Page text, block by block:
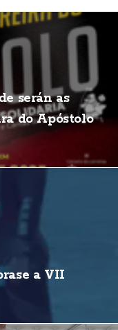
serán as
do Apóstolo
a VII